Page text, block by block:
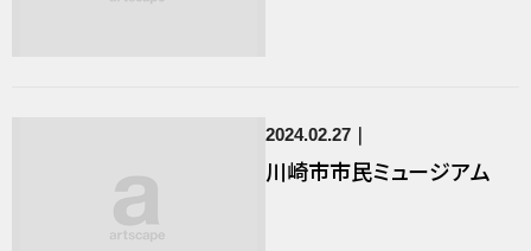
2024.02.27
川崎市市民ミュージアム